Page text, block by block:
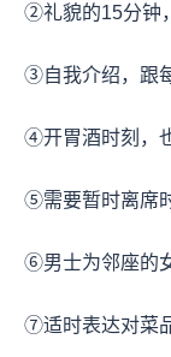
②礼貌的15分钟
③自我介绍，跟
④开胃酒时刻，
⑤需要暂时离席
⑥男士为邻座的
⑦适时表达对菜